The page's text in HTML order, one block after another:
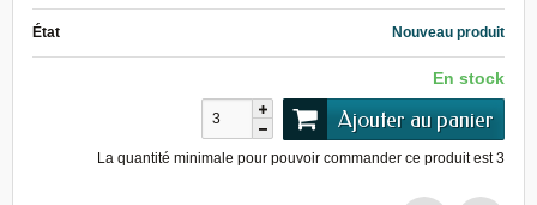
État Nouveau produit
En stock
Ajouter au panier
La quantité minimale pour pouvoir commander ce produit est3